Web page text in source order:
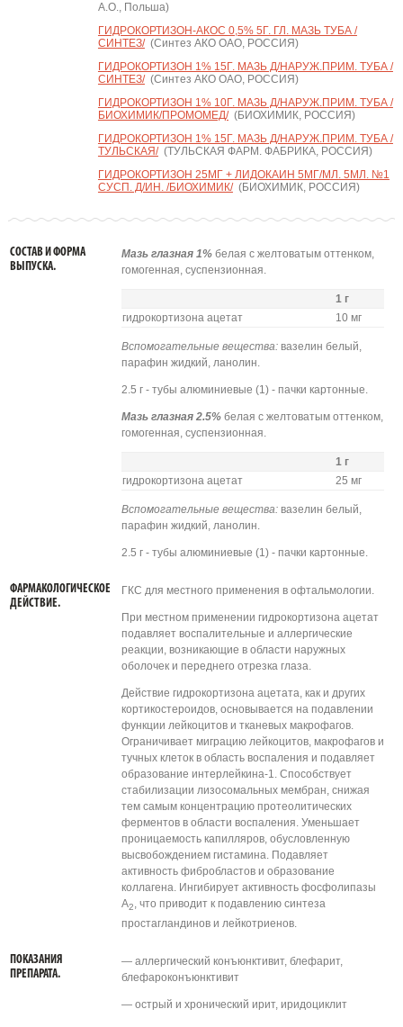
А.О., Польша)
ГИДРОКОРТИЗОН-АКОС 0,5% 5Г. ГЛ. МАЗЬ ТУБА /
СИНТЕЗ/(Синтез АКО ОАО, РОССИЯ)
ГИДРОКОРТИЗОН 1% 15Г. МАЗЬ Д/НАРУЖ.ПРИМ. ТУБА /
СИНТЕЗ/(Синтез АКО ОАО, РОССИЯ)
ГИДРОКОРТИЗОН 1% 10Г. МАЗЬ Д/НАРУЖ.ПРИМ. ТУБА /
БИОХИМИК/ПРОМОМЕД/(БИОХИМИК, РОССИЯ)
ГИДРОКОРТИЗОН 1% 15Г. МАЗЬ Д/НАРУЖ.ПРИМ. ТУБА /
ТУЛЬСКАЯ/(ТУЛЬСКАЯ ФАРМ. ФАБРИКА, РОССИЯ)
ГИДРОКОРТИЗОН 25МГ + ЛИДОКАИН 5МГ/МЛ. 5МЛ. №1
СУСП. Д/ИН. /БИОХИМИК/(БИОХИМИК, РОССИЯ)
СОСТАВ И ФОРМА
ВЫПУСКА.
Мазь глазная 1%белая с желтоватым оттенком,
гомогенная, суспензионная.
1 г
гидрокортизона ацетат
10 мг
Вспомогательные вещества: вазелин белый,
парафин жидкий, ланолин.
2.5 г - тубы алюминиевые (1) - пачки картонные.
Мазь глазная 2.5%белая с желтоватым оттенком,
гомогенная, суспензионная.
1 г
гидрокортизона ацетат
25 мг
Вспомогательные вещества: вазелин белый,
парафин жидкий, ланолин.
2.5 г - тубы алюминиевые (1) - пачки картонные.
ФАРМАКОЛОГИЧЕСКОЕ
ДЕЙСТВИЕ.
ГКС для местного применения в офтальмологии.
При местном применении гидрокортизона ацетат
подавляет воспалительные и аллергические
реакции, возникающие в области наружных
оболочек и переднего отрезка глаза.
Действие гидрокортизона ацетата, как и других
кортикостероидов, основывается на подавлении
функции лейкоцитов и тканевых макрофагов.
Ограничивает миграцию лейкоцитов, макрофагов и
тучных клеток в область воспаления и подавляет
образование интерлейкина-1. Способствует
стабилизации лизосомальных мембран, снижая
тем самым концентрацию протеолитических
ферментов в области воспаления. Уменьшает
проницаемость капилляров, обусловленную
высвобождением гистамина. Подавляет
активность фибробластов и образование
коллагена. Ингибирует активность фосфолипазы
А2, что приводит к подавлению синтеза
простагландинов и лейкотриенов.
ПОКАЗАНИЯ
ПРЕПАРАТА.
— аллергический конъюнктивит, блефарит,
блефароконъюнктивит
— острый и хронический ирит, иридоциклит